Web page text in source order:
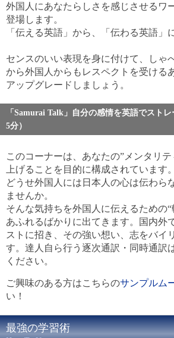
外国人にあなたらしさを感じさせるワ
登場します。
「伝える英語」から、「伝わる英語」
センスのいい表現を身に付けて、しゃ
から外国人からもレスペクトを受ける
アップグレードしましょう。
「Samurai Talk」自分の感情を英語でスト
5分）
このコーナーは、あなたの”メンタリ
上げることを目的に構成されています。
どうせ外国人には日本人の心は伝わら
ませんか。
そんな気持ちを外国人に伝えるための
あふれるばかりに出てきます。国内外
ストに招き、その強い想い、志をバイ
す。達人自ら行う逐次通訳・同時通訳
ください。
ご興味のある方はこちらのサンプルム
い！
最強の学習術